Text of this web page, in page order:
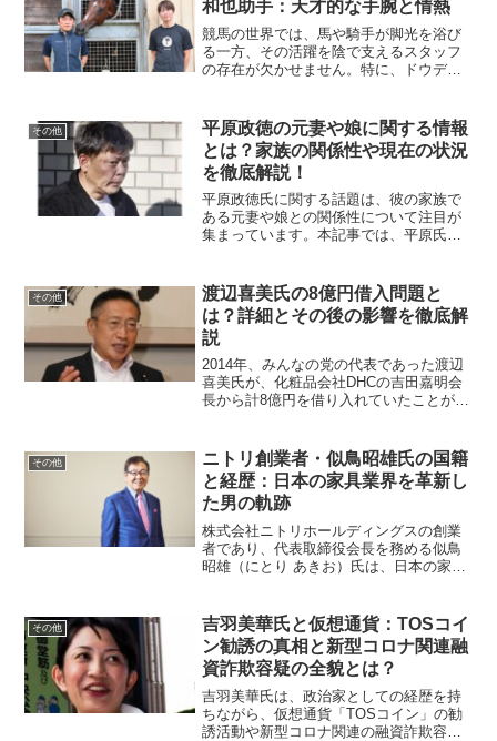
和也助手：天才的な手腕と情熱
競馬の世界では、馬や騎手が脚光を浴び
る一方、その活躍を陰で支えるスタッフ
の存在が欠かせません。特に、ドウデュ
ます。本記事では、前川助手の人物像と
彼が手掛けるドウデュース...
その他
平原政徳の元妻や娘に関する情報
とは？家族の関係性や現在の状況
を徹底解説！
平原政徳氏に関する話題は、彼の家族で
ある元妻や娘との関係性について注目が
集まっています。本記事では、平原氏の
活状況まで、深掘りして解説します。平
原政徳の家族構成は？平原...
その他
渡辺喜美氏の8億円借入問題と
は？詳細とその後の影響を徹底解
説
2014年、みんなの党の代表であった渡辺
喜美氏が、化粧品会社DHCの吉田嘉明会
長から計8億円を借り入れていたことが明
性や倫理性に関する議論を巻き起こしま
した。渡辺喜美氏...
その他
ニトリ創業者・似鳥昭雄氏の国籍
と経歴：日本の家具業界を革新し
た男の軌跡
株式会社ニトリホールディングスの創業
者であり、代表取締役会長を務める似鳥
昭雄（にとり あきお）氏は、日本の家具
歴について詳しくご紹介します。似鳥昭
雄氏の国籍は？似鳥氏の...
その他
吉羽美華氏と仮想通貨：TOSコイ
ン勧誘の真相と新型コロナ関連融
資詐欺容疑の全貌とは？
吉羽美華氏は、政治家としての経歴を持
ちながら、仮想通貨「TOSコイン」の勧
誘活動や新型コロナ関連の融資詐欺容疑